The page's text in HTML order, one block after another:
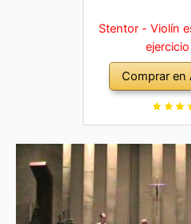
Stentor - Violín
Comprar en